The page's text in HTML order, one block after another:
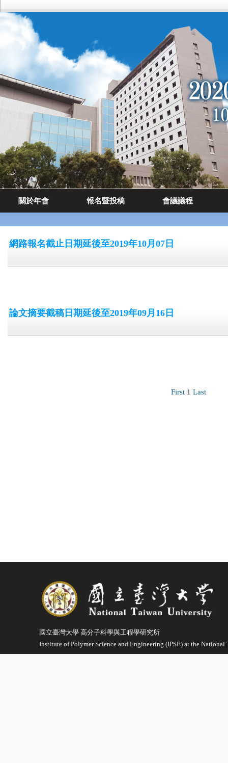
關於年會 報名暨投稿 會議議程
網路報名截止日期延後至2019年10月07日
論文摘要截稿日期延後至2019年09月16日
First 1 Last
國立臺灣大學 高分子科學與工程學研究所
Institute of Polymer Science and Engineering (IPSE) at the